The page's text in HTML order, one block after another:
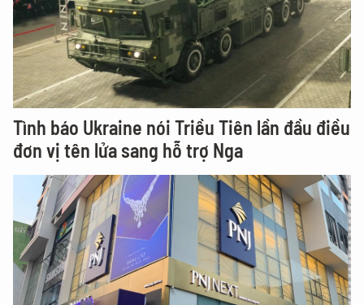
Tình báo Ukraine nói Triều Tiên lần đầu điều
đơn vị tên lửa sang hỗ trợ Nga